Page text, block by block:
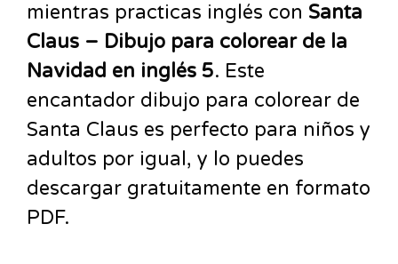
mientras practicas inglés con Santa
Claus – Dibujo para colorear de la
Navidad en inglés 5. Este
encantador dibujo para colorear de
Santa Claus es perfecto para niños y
adultos por igual, y lo puedes
descargar gratuitamente en formato
PDF.